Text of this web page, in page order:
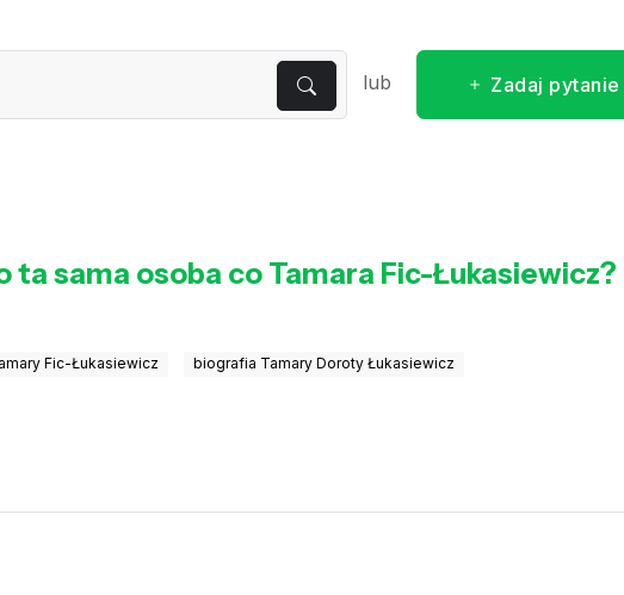
lub Zadaj pytanie
ta sama osoba co Tamara Fic-Łukasiewicz?
Fic-Łukasiewicz biografia Tamary Doroty Łukasiewicz